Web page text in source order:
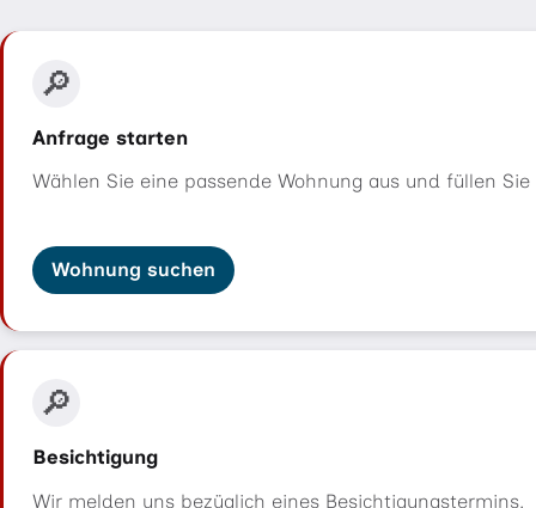
🔎
Anfrage starten
Wählen Sie eine passende Wohnung aus und füllen
Wohnung suchen
🔎
Besichtigung
Wir melden uns bezüglich eines Besichtigungstermins.